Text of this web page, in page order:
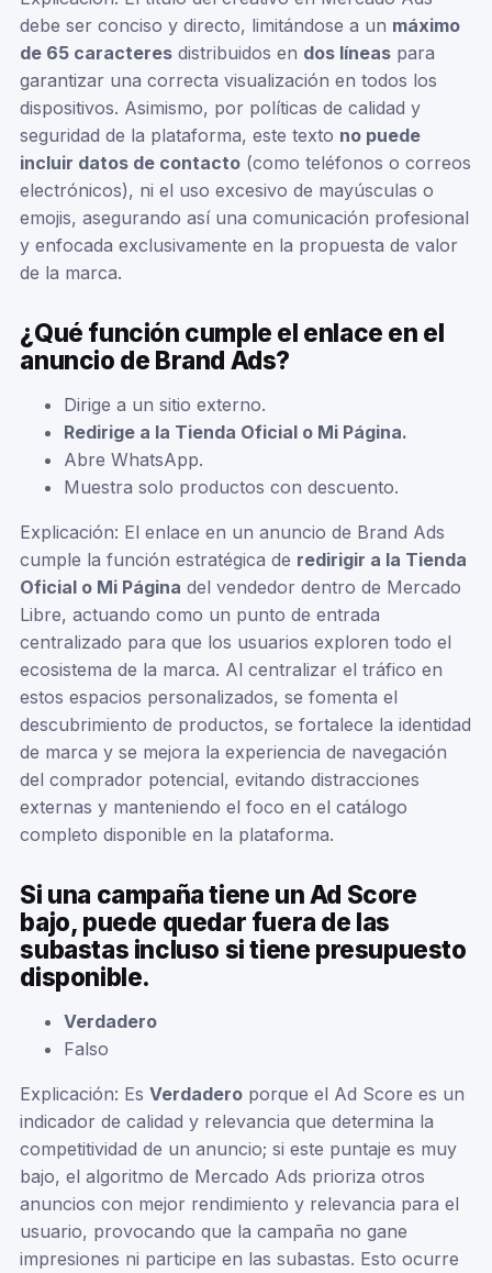
debe ser conciso y directo, limitándose a un máximo
de 65 caracteres distribuidos en dos líneas para
garantizar una correcta visualización en todos los
dispositivos. Asimismo, por políticas de calidad y
seguridad de la plataforma, este texto no puede
incluir datos de contacto (como teléfonos o correos
electrónicos), ni el uso excesivo de mayúsculas o
emojis, asegurando así una comunicación profesional
y enfocada exclusivamente en la propuesta de valor
de la marca.
¿Qué función cumple el enlace en el
anuncio de Brand Ads?
Dirige a un sitio externo.
Redirige a la Tienda Oficial o Mi Página.
Abre WhatsApp.
Muestra solo productos con descuento.
Explicación: El enlace en un anuncio de Brand Ads
cumple la función estratégica de redirigir a la Tienda
Oficial o Mi Página del vendedor dentro de Mercado
Libre, actuando como un punto de entrada
centralizado para que los usuarios exploren todo el
ecosistema de la marca. Al centralizar el tráfico en
estos espacios personalizados, se fomenta el
descubrimiento de productos, se fortalece la identidad
de marca y se mejora la experiencia de navegación
del comprador potencial, evitando distracciones
externas y manteniendo el foco en el catálogo
completo disponible en la plataforma.
Si una campaña tiene un Ad Score
bajo, puede quedar fuera de las
subastas incluso si tiene presupuesto
disponible.
Verdadero
Falso
Explicación: EsVerdadero porque el Ad Score es un
indicador de calidad y relevancia que determina la
competitividad de un anuncio; si este puntaje es muy
bajo, el algoritmo de Mercado Ads prioriza otros
anuncios con mejor rendimiento y relevancia para el
usuario, provocando que la campaña no gane
impresiones ni participe en las subastas. Esto ocurre